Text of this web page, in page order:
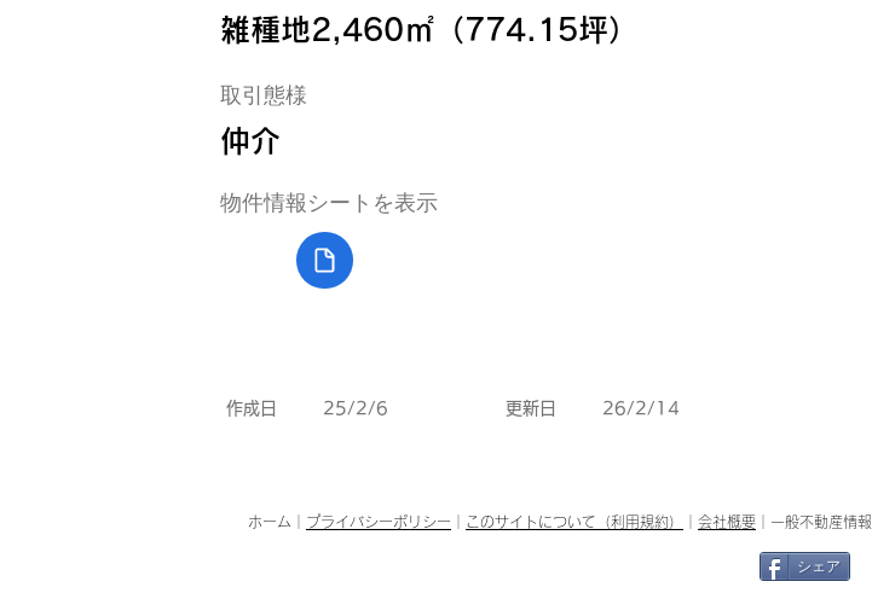
雑種地2,460㎡（774.15坪）
取引態様
仲介
​物件情報シートを表示
作成日 25/2/6 更新日 26/2/14
ホーム プライバシーポリシー このサイトについて（利用規約） 会社概要 一般不動産情報
シェア